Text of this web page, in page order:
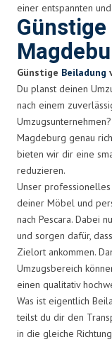
einer entspannten
Günstige Beiladung
Du planst deinen
nach einem
Magdeburg genau
bieten wir dir eine
reduzieren.
Unser
deiner Möbel und
nach Pescara. Dabei
und sorgen dafür,
Zielort ankommen.
Umzugsbereich
einen qualitativ
Was ist eigentlich
teilst du dir den
in die gleiche